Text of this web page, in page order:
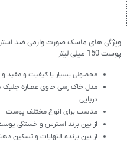
ویژگی های ماسک صورت وارمی ضد
پوست 150 میلی لیتر
محصولی بسیار با کیفیت و مفید
مدل خاک رسی حاوی عصاره جلبک
دریایی
مناسب برای انواع مختلف پوست
از بین برند استرس و خستگی
از بین برنده التهابات و تسکین